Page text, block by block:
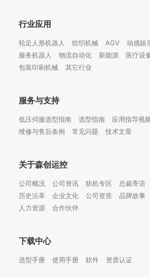
行业应用
轮足人形机器人 纺织机械 AGV
动感娱
服务机器人
物流自动化 新能源
医疗设
包装印刷机械
其它行业
服务与支持
低压伺服选型指南 选型指南
应用指导视
维修与售后条例
常见问题 技术文章
关于森创运控
公司概况 公司资讯 纺机专区 总裁寄语
历史沿革
企业文化 公司资质 品牌故事
人力资源
合作伙伴
下载中心
选型手册 使用手册 软件 资质认证